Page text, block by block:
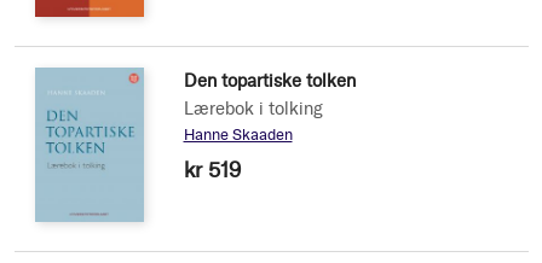
Den topartiske tolken
Lærebok i tolking
Hanne Skaaden
kr 519